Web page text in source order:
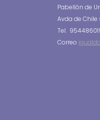
Pabellón de
Avda de Chile
Tel.
Correo